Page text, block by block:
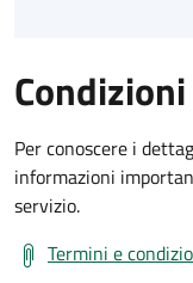
Per conoscere i
informazioni
servizio.
Termini e